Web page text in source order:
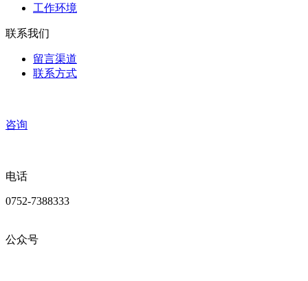
工作环境
联系我们
留言渠道
联系方式
咨询
电话
0752-7388333
公众号